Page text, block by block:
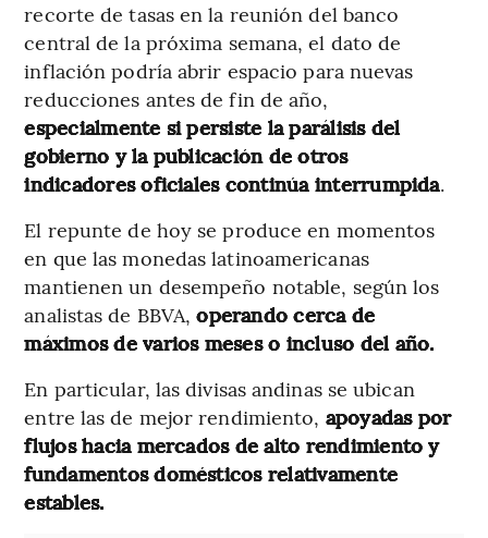
recorte de tasas en la reunión del banco
central de la próxima semana, el dato de
inflación podría abrir espacio para nuevas
reducciones antes de fin de año,
especialmente si persiste la parálisis del
gobierno y la publicación de otros
indicadores oficiales continúa interrumpida.
El repunte de hoy se produce en momentos
en que las monedas latinoamericanas
mantienen un desempeño notable, según los
analistas de BBVA,operando cerca de
máximos de varios meses o incluso del año.
En particular, las divisas andinas se ubican
entre las de mejor rendimiento, apoyadas por
flujos hacia mercados de alto rendimiento y
fundamentos domésticos relativamente
estables.